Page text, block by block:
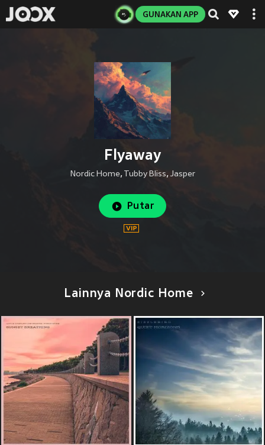
GUNAKAN APP
Flyaway
Nordic Home, Tubby Bliss, Jasper
Putar
Lainnya Nordic Home